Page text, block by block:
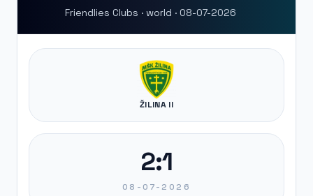
Friendlies Clubs · world · 08-07-2026
ŽILINA II
2:1
08-07-2026